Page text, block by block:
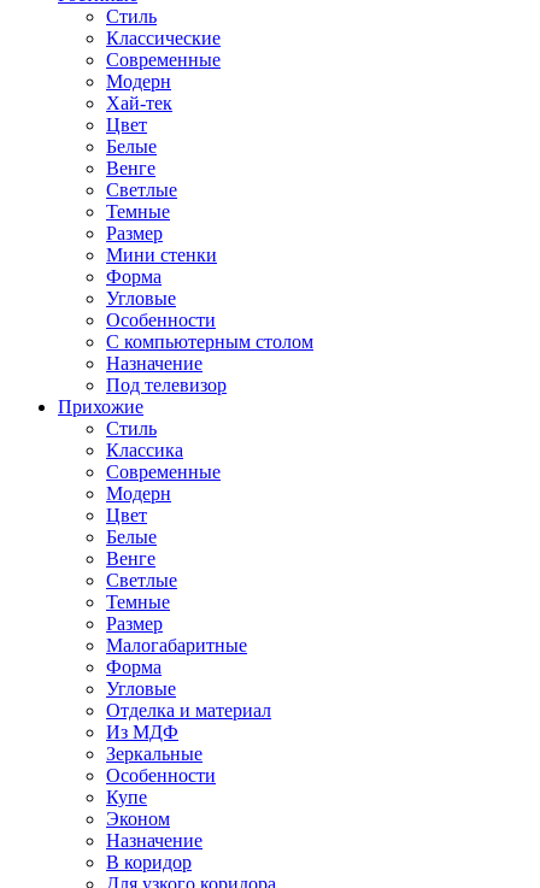
Стиль
Классические
Современные
Модерн
Хай-тек
Цвет
Белые
Венге
Светлые
Темные
Размер
Мини стенки
Форма
Угловые
Особенности
С компьютерным столом
Назначение
Под телевизор
Прихожие
Стиль
Классика
Современные
Модерн
Цвет
Белые
Венге
Светлые
Темные
Размер
Малогабаритные
Форма
Угловые
Отделка и материал
Из МДФ
Зеркальные
Особенности
Купе
Эконом
Назначение
В коридор
Для узкого коридора